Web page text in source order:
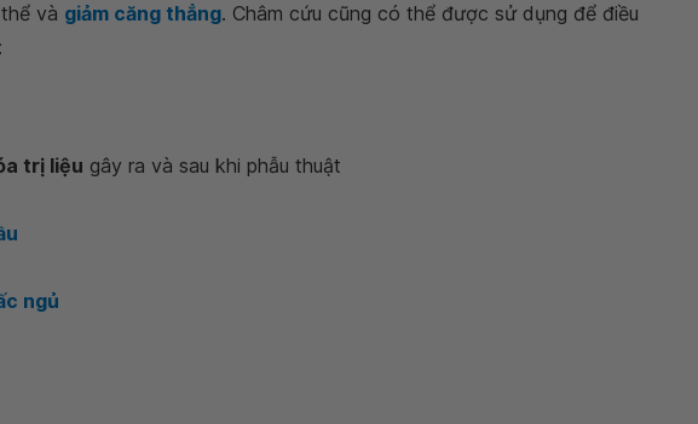
và giảm căng thẳng. Châm cứu cũng có thể được sử dụng để điều
trị liệu gây ra và sau khi phẫu thuật
ngủ